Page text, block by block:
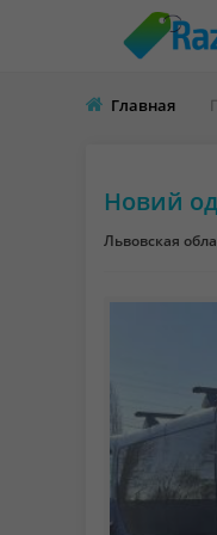
Главная
Новий
Львовская